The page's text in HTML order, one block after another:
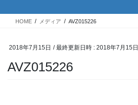
ス
ン
HOME メディア AVZ015226
2018年7月15日 / 最終更新日時 : 2018年7月15日
AVZ015226